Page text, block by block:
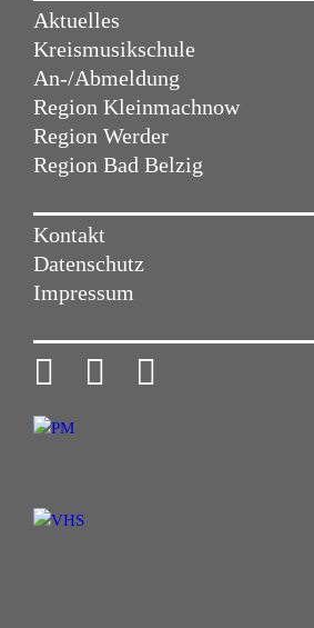
Aktuelles
Kreismusikschule
An-/Abmeldung
Region Kleinmachnow
Region Werder
Region Bad Belzig
Kontakt
Datenschutz
Impressum
  